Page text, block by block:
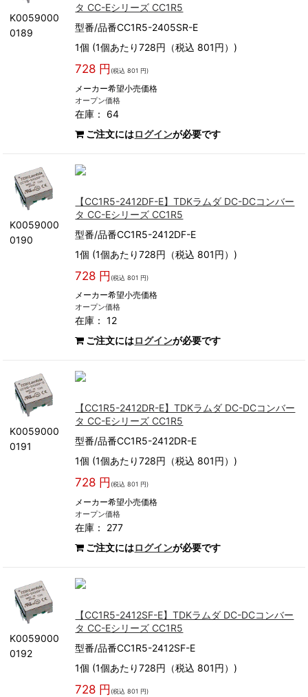
K0059000
0189
タ CC-Eシリーズ CC1R5
型番/品番CC1R5-2405SR-E
1個 (1個あたり728円（税込 801円）)
728 円 (税込 801 円)
メーカー希望小売価格
オープン価格
在庫： 64
ご注文にはログインが必要です
K0059000
0190
【CC1R5-2412DF-E】TDKラムダ DC-DCコンバー
タ CC-Eシリーズ CC1R5
型番/品番CC1R5-2412DF-E
1個 (1個あたり728円（税込 801円）)
728 円 (税込 801 円)
メーカー希望小売価格
オープン価格
在庫： 12
ご注文にはログインが必要です
K0059000
0191
【CC1R5-2412DR-E】TDKラムダ DC-DCコンバー
タ CC-Eシリーズ CC1R5
型番/品番CC1R5-2412DR-E
1個 (1個あたり728円（税込 801円）)
728 円 (税込 801 円)
メーカー希望小売価格
オープン価格
在庫： 277
ご注文にはログインが必要です
K0059000
0192
【CC1R5-2412SF-E】TDKラムダ DC-DCコンバー
タ CC-Eシリーズ CC1R5
型番/品番CC1R5-2412SF-E
1個 (1個あたり728円（税込 801円）)
728 円 (税込 801 円)